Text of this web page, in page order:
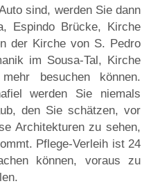
sind, werden Sie dann
Espindo Brücke, Kirche
der Kirche von S. Pedro
im Sousa-Tal, Kirche
besuchen können.
werden Sie niemals
den Sie schätzen, vor
Architekturen zu sehen,
Pflege-Verleih ist 24
können, voraus zu